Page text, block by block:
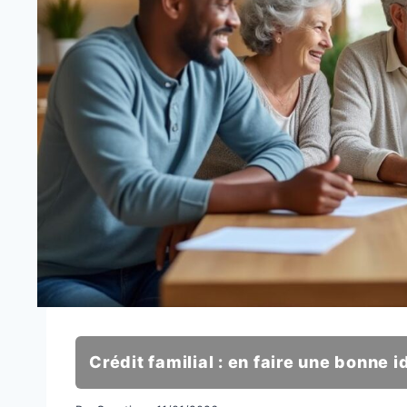
Crédit familial : en faire une bonne